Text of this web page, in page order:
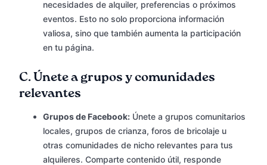
necesidades de alquiler, preferencias o próximos
eventos. Esto no solo proporciona información
valiosa, sino que también aumenta la participación
en tu página.
C. Únete a grupos y comunidades
relevantes
Grupos de Facebook: Únete a grupos comunitarios
locales, grupos de crianza, foros de bricolaje u
otras comunidades de nicho relevantes para tus
alquileres. Comparte contenido útil, responde